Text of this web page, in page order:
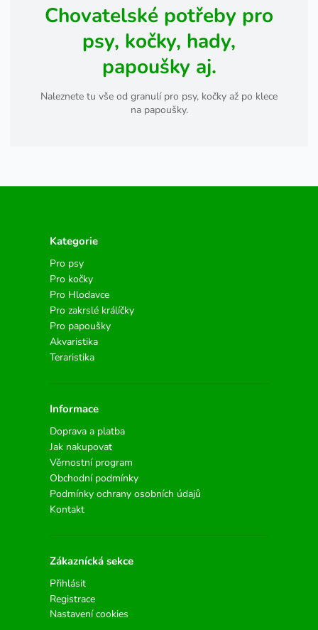
Chovatelské potřeby pro
psy, kočky, hady,
papoušky aj.
Naleznete tu vše od granulí pro psy, kočky až po klece
na papoušky.
Kategorie
Pro psy
Pro kočky
Pro Hlodavce
Pro zakrslé králíčky
Pro papoušky
Akvaristika
Teraristika
Informace
Doprava a platba
Jak nakupovat
Věrnostní program
Obchodní podmínky
Podmínky ochrany osobních údajů
Kontakt
Zákaznícká sekce
Přihlásit
Registrace
Nastavení cookies